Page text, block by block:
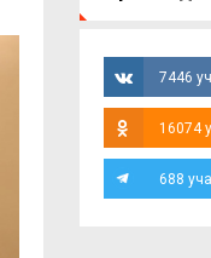
7446
16074
688